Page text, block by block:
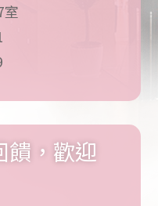
室
饋，歡迎